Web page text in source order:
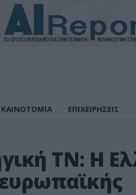
ΚΑΙΝΟΤΟΜΙΑ ΕΠΙΧΕΙΡΗΣΕΙΣ
ΤΝ: Η